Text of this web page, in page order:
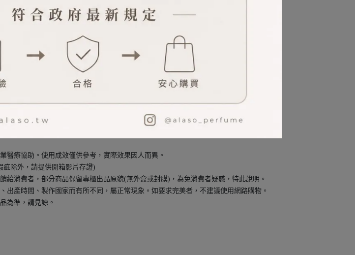
然的花香中帶著陽光的暖感，很愜意。
玫瑰，很淡雅的一款。聞起來非常舒服。
氣，就像它的同名花朵一樣華麗而低調。
醫療協助。使用成效僅供參考，實際效果因人而異。
除外，請提供開箱影片存證)
消費者，部分商品保留專櫃出品原貌(無外盒或封膜)，為免消費者疑惑，特此說明。
產時間、製作國家而有所不同，屬正常現象。如要求完美者，不建議使用網路購物。
為準，請見諒。